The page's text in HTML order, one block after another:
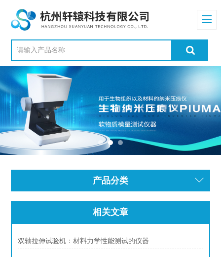
产品分类
相关文章
双轴拉伸试验机：材料力学性能测试的仪器